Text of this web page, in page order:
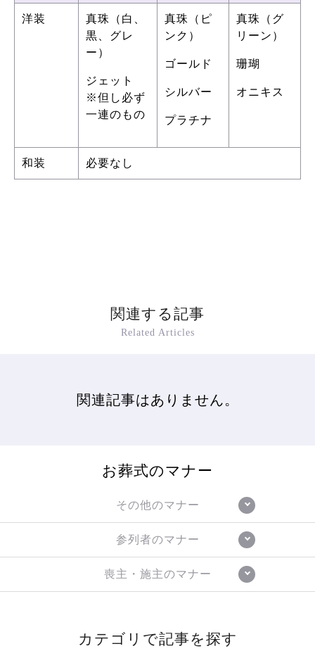
洋装
真珠（白、
黒、グレ
ー）
ジェット
※但し必ず
一連のもの
真珠（ピ
ンク）
ゴールド
シルバー
プラチナ
真珠（グ
リーン）
珊瑚
オニキス
和装 必要なし
関連する記事
Related Articles
関連記事はありません。
お葬式のマナー
その他のマナー
参列者のマナー
喪主・施主のマナー
カテゴリで記事を探す